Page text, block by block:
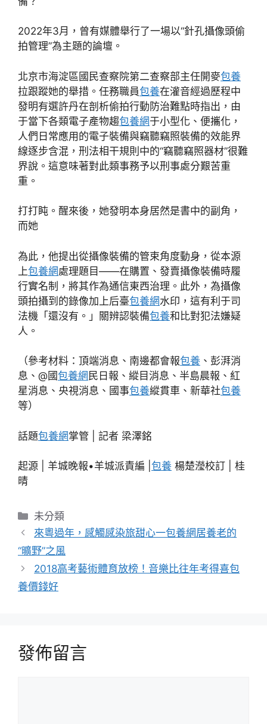
2022年3月，曾有媒體舉行了一場以“針孔攝像頭偷
拍管理”為主題的論壇。
北京市海淀區國民查察院第二查察部主任開麥包養
拉跟蹤她的舉措。任務職員包養在灌音經過歷程中
發明有選許丹在剖析偷拍行動防治難點時指出，由
于當下各類電子產物趨包養網于小型化、便攜化，
人們日常應用的電子裝備與竊聽竊照裝備的效能界
線逐步含混，刑法相干規則中的“竊聽竊照器材”很難
界說。這意味著對此類事務予以刑事處分艱苦重
重。
打打盹。醒來後，她發明本身居然是書中的副角，
而她
為此，他提出從攝像裝備的管束角度動身，從本源
上包養網處理題目——在購置、發賣攝像裝備時履
行實名制，將其作為通信東西治理。此外，為攝像
頭拍攝到的錄像加上后臺包養網水印，這有利于司
法機「還沒有。」關辨認裝備包養和比對犯法嫌疑
人。
（參考材料：頂端消息、南邊都會報包養 、彭湃消
息、@國包養網民日報、縱目消息、半島晨報、紅
星消息、央視消息、國事包養縱貫車、新華社包養
等）
話題包養網掌管 | 記者 梁澤銘
起源 | 羊城晚報•羊城派責編 | 包養 楊楚瀅校訂 | 桂
晴
分
類
未分類
來粵過年，感觸感染旅甜心一包養網居養老的
“曠野”之風
2018高考藝術體育放榜！音樂比往年考得喜包
養價錢好
發佈留言